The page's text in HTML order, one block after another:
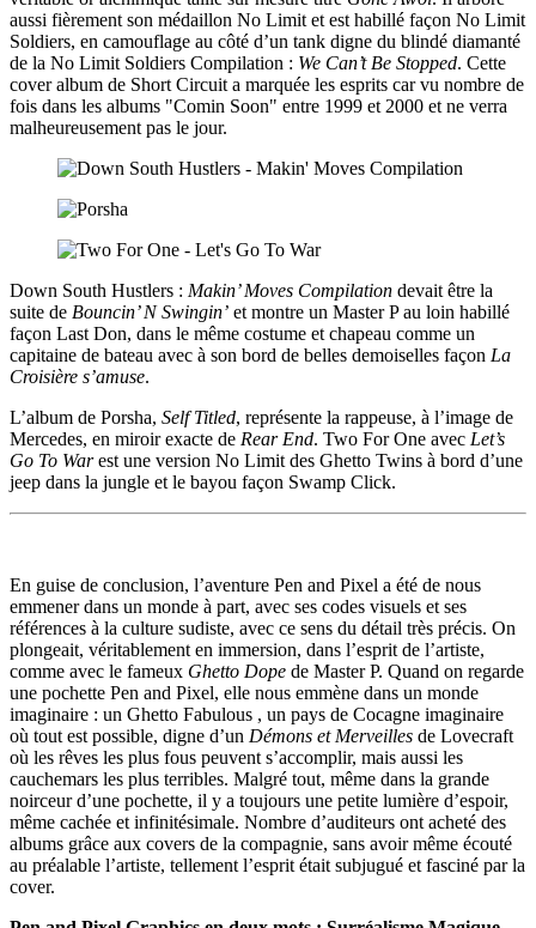
aussi fièrement son médaillon No Limit et est habillé façon No Limit
Soldiers, en camouflage au côté d’un tank digne du blindé diamanté
de la No Limit Soldiers Compilation : We Can’t Be Stopped. Cette
cover album de Short Circuit a marquée les esprits car vu nombre de
fois dans les albums "Comin Soon" entre 1999 et 2000 et ne verra
malheureusement pas le jour.
Down South Hustlers : Makin’ Moves Compilation devait être la
suite de Bouncin’ N Swingin’ et montre un Master P au loin habillé
façon Last Don, dans le même costume et chapeau comme un
capitaine de bateau avec à son bord de belles demoiselles façon La
Croisière s’amuse.
L’album de Porsha, Self Titled, représente la rappeuse, à l’image de
Mercedes, en miroir exacte de Rear End. Two For One avec Let’s
Go To Warest une version No Limit des Ghetto Twins à bord d’une
jeep dans la jungle et le bayou façon Swamp Click.
En guise de conclusion, l’aventure Pen and Pixel a été de nous
emmener dans un monde à part, avec ses codes visuels et ses
références à la culture sudiste, avec ce sens du détail très précis. On
plongeait, véritablement en immersion, dans l’esprit de l’artiste,
comme avec le fameux Ghetto Dope de Master P. Quand on regarde
une pochette Pen and Pixel, elle nous emmène dans un monde
imaginaire : un Ghetto Fabulous , un pays de Cocagne imaginaire
où tout est possible, digne d’un Démons et Merveilles de Lovecraft
où les rêves les plus fous peuvent s’accomplir, mais aussi les
cauchemars les plus terribles. Malgré tout, même dans la grande
noirceur d’une pochette, il y a toujours une petite lumière d’espoir,
même cachée et infinitésimale. Nombre d’auditeurs ont acheté des
albums grâce aux covers de la compagnie, sans avoir même écouté
au préalable l’artiste, tellement l’esprit était subjugué et fasciné par la
cover.